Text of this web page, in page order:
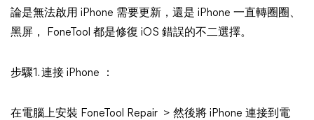
論是無法啟用 iPhone 需要更新，還是 iPhone 一直轉圈圈、
黑屏， FoneTool 都是修復 iOS 錯誤的不二選擇。
步驟1. 連接 iPhone ：
在電腦上安裝 FoneTool Repair > 然後將 iPhone 連接到電